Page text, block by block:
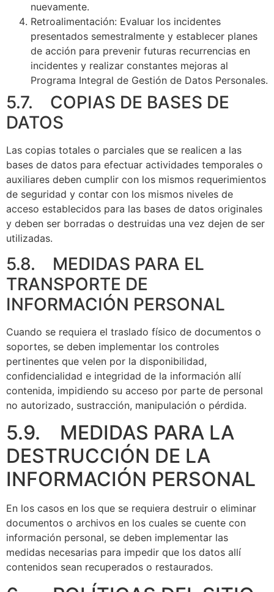
nuevamente.
Retroalimentación: Evaluar los incidentes
presentados semestralmente y establecer planes
de acción para prevenir futuras recurrencias en
incidentes y realizar constantes mejoras al
Programa Integral de Gestión de Datos Personales.
5.7. COPIAS DE BASES DE
DATOS
Las copias totales o parciales que se realicen a las
bases de datos para efectuar actividades temporales o
auxiliares deben cumplir con los mismos requerimientos
de seguridad y contar con los mismos niveles de
acceso establecidos para las bases de datos originales
y deben ser borradas o destruidas una vez dejen de ser
utilizadas.
5.8. MEDIDAS PARA EL
TRANSPORTE DE
INFORMACIÓN PERSONAL
Cuando se requiera el traslado físico de documentos o
soportes, se deben implementar los controles
pertinentes que velen por la disponibilidad,
confidencialidad e integridad de la información allí
contenida, impidiendo su acceso por parte de personal
no autorizado, sustracción, manipulación o pérdida.
5.9. MEDIDAS PARA LA
DESTRUCCIÓN DE LA
INFORMACIÓN PERSONAL
En los casos en los que se requiera destruir o eliminar
documentos o archivos en los cuales se cuente con
información personal, se deben implementar las
medidas necesarias para impedir que los datos allí
contenidos sean recuperados o restaurados.